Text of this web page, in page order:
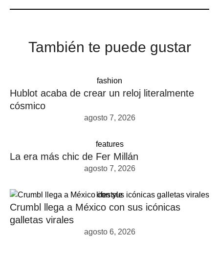
También te puede gustar
fashion
Hublot acaba de crear un reloj literalmente
cósmico
agosto 7, 2026
features
La era más chic de Fer Millán
agosto 7, 2026
lifestyle
Crumbl llega a México con sus icónicas
galletas virales
agosto 6, 2026